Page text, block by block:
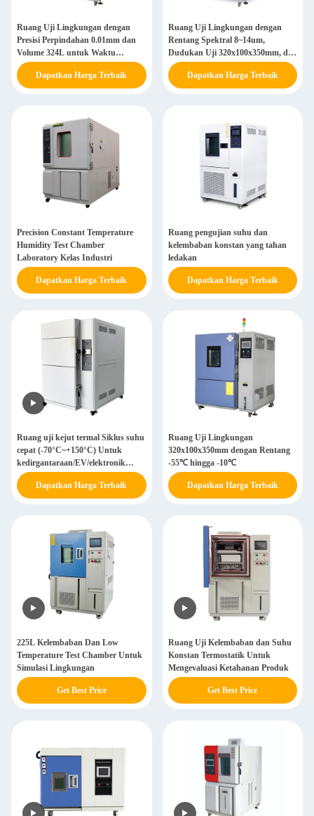
Ruang Uji Lingkungan dengan
Presisi Perpindahan 0.01mm dan
Volume 324L untuk Waktu
Pencahayaan Berkelanjutan Lebih
dari 2000 Jam
Dapatkan Harga Terbaik
Ruang Uji Lingkungan dengan
Rentang Spektral 8~14um,
Dudukan Uji 320x100x350mm, dan
Ruang Suhu Rendah -55℃～-10℃
Dapatkan Harga Terbaik
Precision Constant Temperature
Humidity Test Chamber
Laboratory Kelas Industri
Dapatkan Harga Terbaik
Ruang pengujian suhu dan
kelembaban konstan yang tahan
ledakan
Dapatkan Harga Terbaik
Ruang uji kejut termal Siklus suhu
cepat (-70°C~+150°C) Untuk
kedirgantaraan/EV/elektronik
konsumen
Dapatkan Harga Terbaik
Ruang Uji Lingkungan
320x100x350mm dengan Rentang
-55℃ hingga -10℃
Dapatkan Harga Terbaik
225L Kelembaban Dan Low
Temperature Test Chamber Untuk
Simulasi Lingkungan
Get Best Price
Ruang Uji Kelembaban dan Suhu
Konstan Termostatik Untuk
Mengevaluasi Ketahanan Produk
Get Best Price